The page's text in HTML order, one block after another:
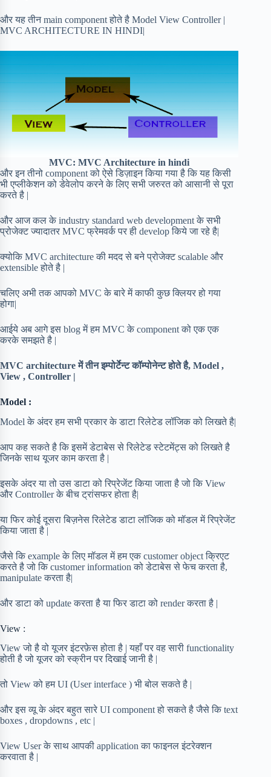
और यह तीन main component होते है Model View Controller |
MVC ARCHITECTURE IN HINDI|
MVC: MVC Architecture in hindi
और इन तीनो component को ऐसे डिज़ाइन किया गया है कि यह किसी
भी एप्लीकेशन को डेवेलोप करने के लिए सभी जरुरत को आसानी से पूरा
करते है |
और आज कल के industry standard web development के सभी
प्रोजेक्ट ज्यादातर MVC फ्रेमवर्क पर ही develop किये जा रहे है|
क्योकि MVC architecture की मदद से बने प्रोजेक्ट scalable और
extensible होते है |
चलिए अभी तक आपको MVC के बारे में काफी कुछ क्लियर हो गया
होगा|
आईये अब आगे इस blog में हम MVC के component को एक एक
करके समझते है |
MVC architecture में तीन इम्पोर्टेन्ट कॉम्पोनेन्ट होते है, Model ,
View , Controller |
Model :
Model के अंदर हम सभी प्रकार के डाटा रिलेटेड लॉजिक को लिखते है|
आप कह सकते है कि इसमें डेटाबेस से रिलेटेड स्टेटमेंट्स को लिखते है
जिनके साथ यूजर काम करता है |
इसके अंदर या तो उस डाटा को रिप्रेजेंट किया जाता है जो कि View
और Controller के बीच ट्रांसफर होता है|
या फिर कोई दूसरा बिज़नेस रिलेटेड डाटा लॉजिक को मॉडल में रिप्रेजेंट
किया जाता है |
जैसे कि example के लिए मॉडल में हम एक customer object क्रिएट
करते है जो कि customer information को डेटाबेस से फेच करता है,
manipulate करता है|
और डाटा को update करता है या फिर डाटा को render करता है |
View :
View जो है वो यूजर इंटरफ़ेस होता है | यहाँ पर वह सारी functionality
होती है जो यूजर को स्क्रीन पर दिखाई जानी है |
तो View को हम UI (User interface ) भी बोल सकते है |
और इस व्यू के अंदर बहुत सारे UI component हो सकते है जैसे कि text
boxes , dropdowns , etc |
View User के साथ आपकी application का फाइनल इंटरेक्शन
करवाता है |